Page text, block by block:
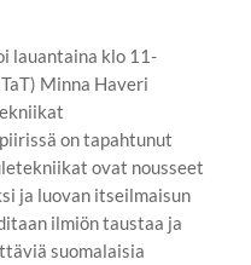
lauantaina klo 11-
Minna Haveri
on tapahtunut
ovat nousseet
ja luovan itseilmaisun
ilmiön taustaa ja
suomalaisia